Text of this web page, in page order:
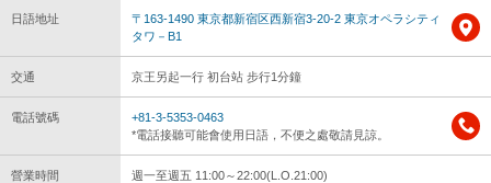
日語地址
〒163-1490 東京都新宿区西新宿3-20-2 東京オペラシティ
タワ－B1
交通 京王另起一行 初台站 步行1分鐘
電話號碼
+81-3-5353-0463
*電話接聽可能會使用日語，不便之處敬請見諒。
營業時間
週一至週五 11:00～22:00(L.O.21:00)